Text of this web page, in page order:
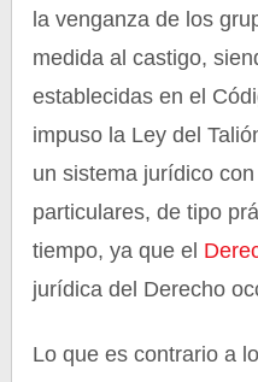
la venganza de los
medida al castigo,
establecidas en el
impuso la Ley del
un sistema jurídico
particulares, de tipo
tiempo, ya que el
jurídica del Derecho
Lo que es contrario a